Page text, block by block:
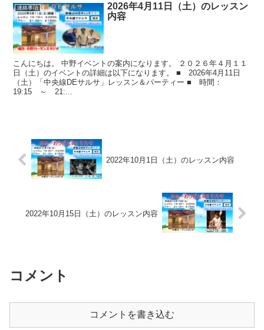
連絡事項
2026年4月11日（土）のレッスン
内容
こんにちは。 中野イベントの案内になります。 ２０２６年４月１１
日（土）のイベントの詳細は以下になります。 ■ 2026年4月11日
（土）「中央線DEサルサ」レッスン＆パーティー ■ 時間：
19:15 ～ 21:...
2022年10月1日（土）のレッスン内容
2022年10月15日（土）のレッスン内容
コメント
コメントを書き込む